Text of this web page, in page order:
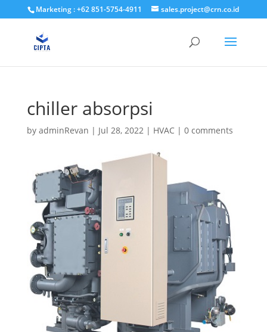
Marketing : +62 851-5754-4911 sales.project@crn.co.id
chiller absorpsi
by adminRevan | Jul 28, 2022| HVAC| 0 comments